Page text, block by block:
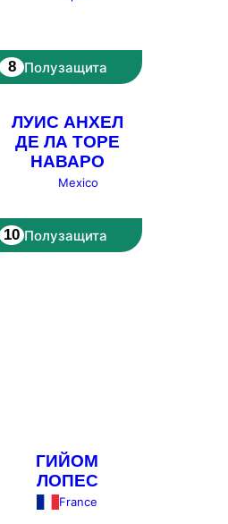
8 Полузащита
ЛУИС АНХЕЛ
ДЕ ЛА ТОРЕ
НАВАРО
Mexico
10 Полузащита
ГИЙОМ
ЛОПЕС
France